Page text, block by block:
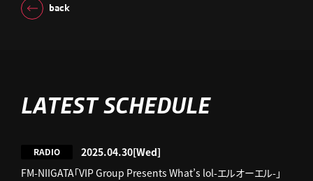
back
LATEST SCHEDULE
RADIO 2025.04.30[Wed]
FM-NIIGATA「VIP Group Presents What’s lol-エルオーエル-」